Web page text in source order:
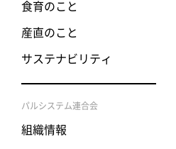
食育のこと
産直のこと
サステナビリティ
パルシステム連合会
組織情報